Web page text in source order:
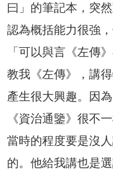
曰」的筆記本，突
認為概括能力很強
「可以與言《左傳
教我《左傳》，講
產生很大興趣。因
《資治通鑒》很不
當時的程度要是沒
的。他給我講也是